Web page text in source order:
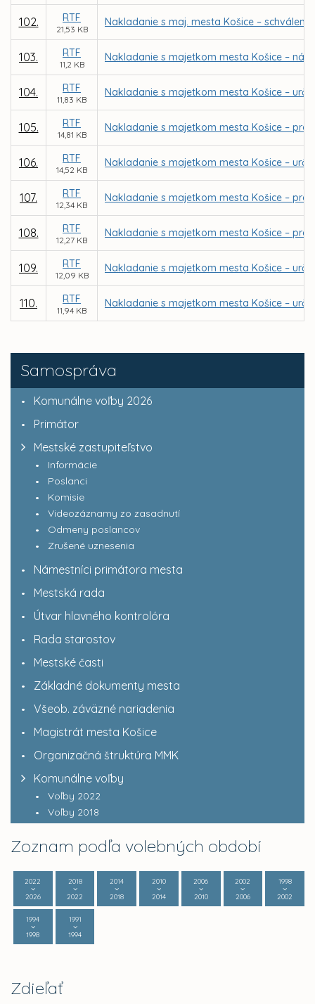
Samospráva
Komunálne voľby 2026
Primátor
Mestské zastupiteľstvo
Informácie
Poslanci
Komisie
Videozáznamy zo zasadnutí
Odmeny poslancov
Zrušené uznesenia
Námestníci primátora mesta
Mestská rada
Útvar hlavného kontrolóra
Rada starostov
Mestské časti
Základné dokumenty mesta
Všeob. záväzné nariadenia
Magistrát mesta Košice
Organizačná štruktúra MMK
Komunálne voľby
Voľby 2022
Voľby 2018
Zoznam podľa volebných období
2022
2026
2018
2022
2014
2018
2010
2014
2006
2010
2002
2006
1998
2002
1994
1998
1991
1994
Zdieľať
102. RTF
21,53 KB
Nakladanie s maj. mesta Košice –
103. RTF
11,2 KB
Nakladanie s majetkom mesta Košice –
104. RTF
11,83 KB
Nakladanie s majetkom mesta Košice –
105. RTF
14,81 KB
Nakladanie s majetkom mesta Košice –
106. RTF
14,52 KB
Nakladanie s majetkom mesta Košice –
107. RTF
12,34 KB
Nakladanie s majetkom mesta Košice –
108. RTF
12,27 KB
Nakladanie s majetkom mesta Košice –
109. RTF
12,09 KB
Nakladanie s majetkom mesta Košice –
110. RTF
11,94 KB
Nakladanie s majetkom mesta Košice –